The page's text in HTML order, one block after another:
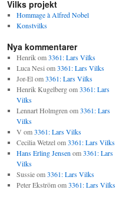
Vilks projekt
Hommage à Alfred Nobel
Konstvilks
Nya kommentarer
Henrikom3361: Lars Vilks
Luca Nesi om3361: Lars Vilks
Jor-Elom3361: Lars Vilks
Henrik Kugelbergom3361: Lars
Vilks
Lennart Holmgren om3361: Lars
Vilks
V om3361: Lars Vilks
Cecilia Wetzelom3361: Lars Vilks
Hans Erling Jensen om3361: Lars
Vilks
Sussieom3361: Lars Vilks
Peter Ekströmom3361: Lars Vilks